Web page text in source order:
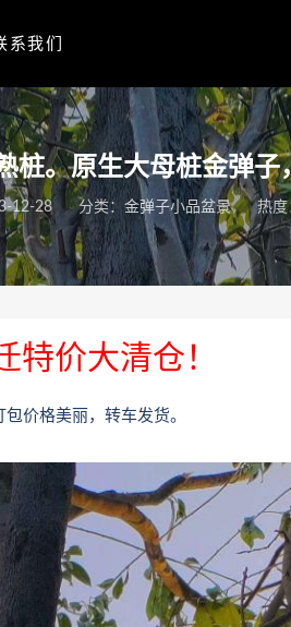
系我们
桩。原生大母桩金弹
12-28 分类： 金弹子小品盆景 热度
特价大清仓！
价格美丽，转车发货。